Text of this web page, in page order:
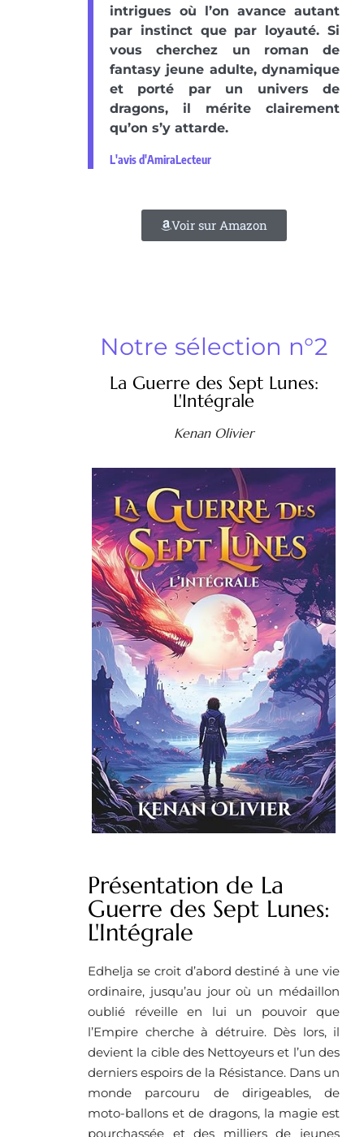
intrigues où l’on avance autant
par instinct que par loyauté. Si
vous cherchez un roman de
fantasy jeune adulte, dynamique
et porté par un univers de
dragons, il mérite clairement
qu’on s’y attarde.
L'avis d'AmiraLecteur
Voir sur Amazon
Notre sélection n°2
La Guerre des Sept Lunes:
L'Intégrale
Kenan Olivier
Présentation de La
Guerre des Sept Lunes:
L'Intégrale
Edhelja se croit d’abord destiné à une vie
ordinaire, jusqu’au jour où un médaillon
oublié réveille en lui un pouvoir que
l’Empire cherche à détruire. Dès lors, il
devient la cible des Nettoyeurs et l’un des
derniers espoirs de la Résistance. Dans un
monde parcouru de dirigeables, de
moto-ballons et de dragons, la magie est
pourchassée et des milliers de jeunes